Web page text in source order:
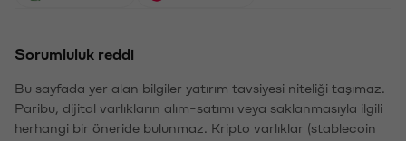
Sorumluluk reddi
Bu sayfada yer alan bilgiler yatırım tavsiyesi niteliği taşımaz.
Paribu, dijital varlıkların alım-satımı veya saklanmasıyla ilgili
herhangi bir öneride bulunmaz. Kripto varlıklar (stablecoin